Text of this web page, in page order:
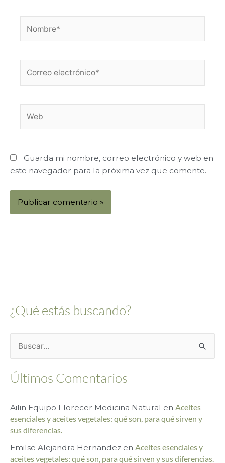
electrónico*
Guarda mi nombre, correo electrónico y web en
este navegador para la próxima vez que comente.
¿Qué estás buscando?
s
a
o
Últimos Comentarios
Ailin Equipo Florecer Medicina Natural en Aceites
esenciales y aceites vegetales: qué son, para qué sirven y
sus diferencias.
Emilse Alejandra Hernandez en Aceites esenciales y
aceites vegetales: qué son, para qué sirven y sus diferencias.